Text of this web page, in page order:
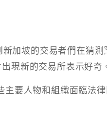
加坡的交易者們在猜
現新的交易所表示好奇
要人物和組織面臨法